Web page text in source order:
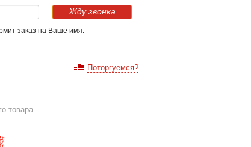
Жду звонка
заказ на Ваше имя.
Поторгуемся?
товара